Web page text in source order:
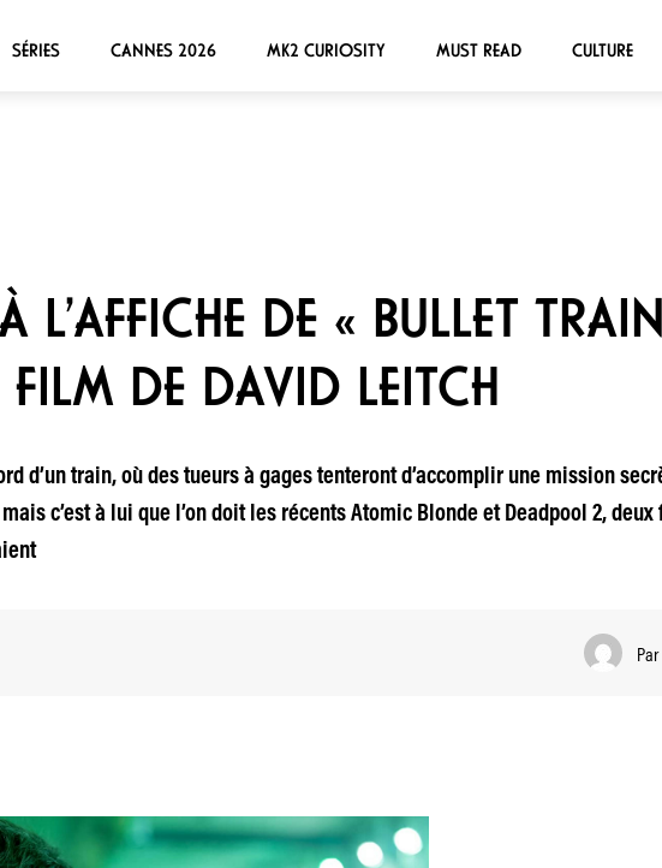
SÉRIES CANNES 2026 MK2 CURIOSITY MUST READ CULTURE
L’AFFICHE DE « BULLET
DE DAVID LEITCH
d’un train, où des tueurs à gages tenteront d’accomplir une mission
c’est à lui que l’on doit les récents Atomic Blonde et Deadpool 2,
Par